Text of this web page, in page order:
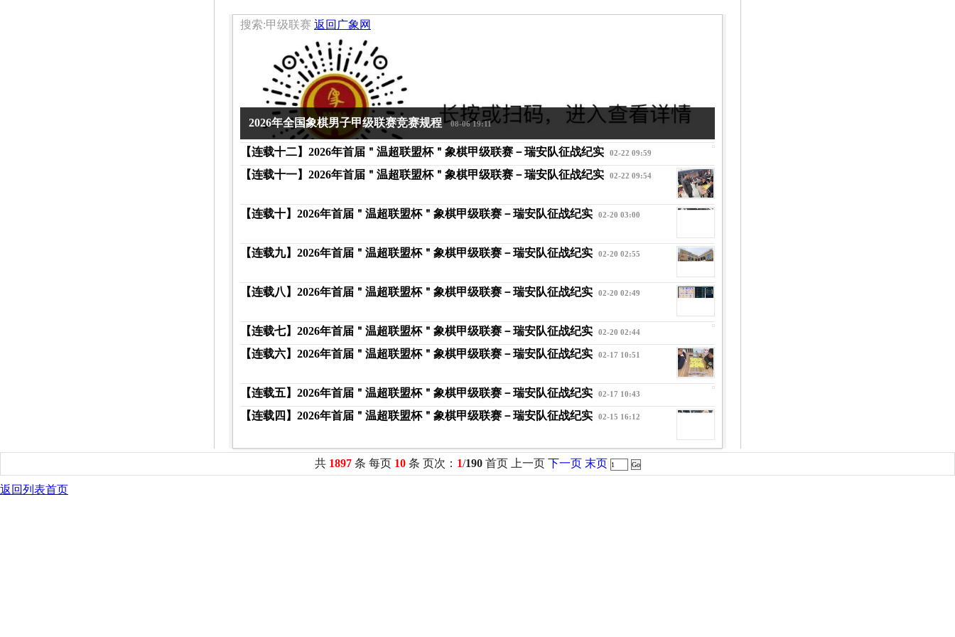
搜索:甲级联赛 返回广象网
2026年全国象棋男子甲级联赛竞赛规程 08-06 19:11
【连载十二】2026年首届＂温超联盟杯＂象棋甲级联赛－瑞安队征战纪实 02-22 09:59
【连载十一】2026年首届＂温超联盟杯＂象棋甲级联赛－瑞安队征战纪实 02-22 09:54
【连载十】2026年首届＂温超联盟杯＂象棋甲级联赛－瑞安队征战纪实 02-20 03:00
【连载九】2026年首届＂温超联盟杯＂象棋甲级联赛－瑞安队征战纪实 02-20 02:55
【连载八】2026年首届＂温超联盟杯＂象棋甲级联赛－瑞安队征战纪实 02-20 02:49
【连载七】2026年首届＂温超联盟杯＂象棋甲级联赛－瑞安队征战纪实 02-20 02:44
【连载六】2026年首届＂温超联盟杯＂象棋甲级联赛－瑞安队征战纪实 02-17 10:51
【连载五】2026年首届＂温超联盟杯＂象棋甲级联赛－瑞安队征战纪实 02-17 10:43
【连载四】2026年首届＂温超联盟杯＂象棋甲级联赛－瑞安队征战纪实 02-15 16:12
共 1897条 每页 10条 页次： 1/190首页 上一页 下一页 末页
返回列表首页